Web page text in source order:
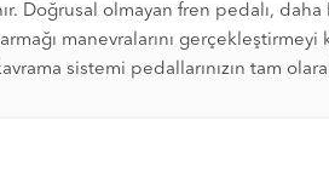
Doğrusal olmayan fren pedalı,
manevralarını gerçekleştirmeyi
sistemi pedallarınızın tam